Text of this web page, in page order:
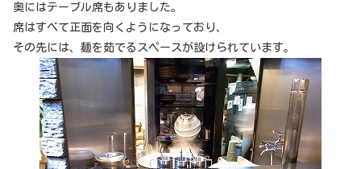
奥にはテーブル席もありました。
席はすべて正面を向くようになっており、
その先には、麺を茹でるスペースが設けられています。